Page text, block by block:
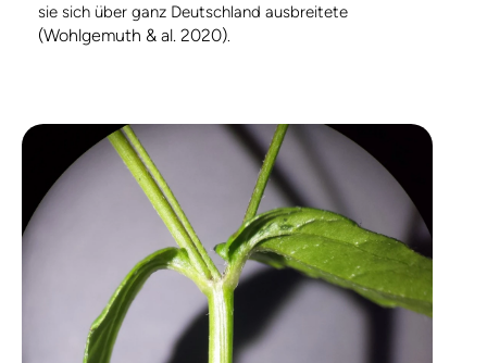
sie sich über ganz Deutschland ausbreitete
(Wohlgemuth & al. 2020).